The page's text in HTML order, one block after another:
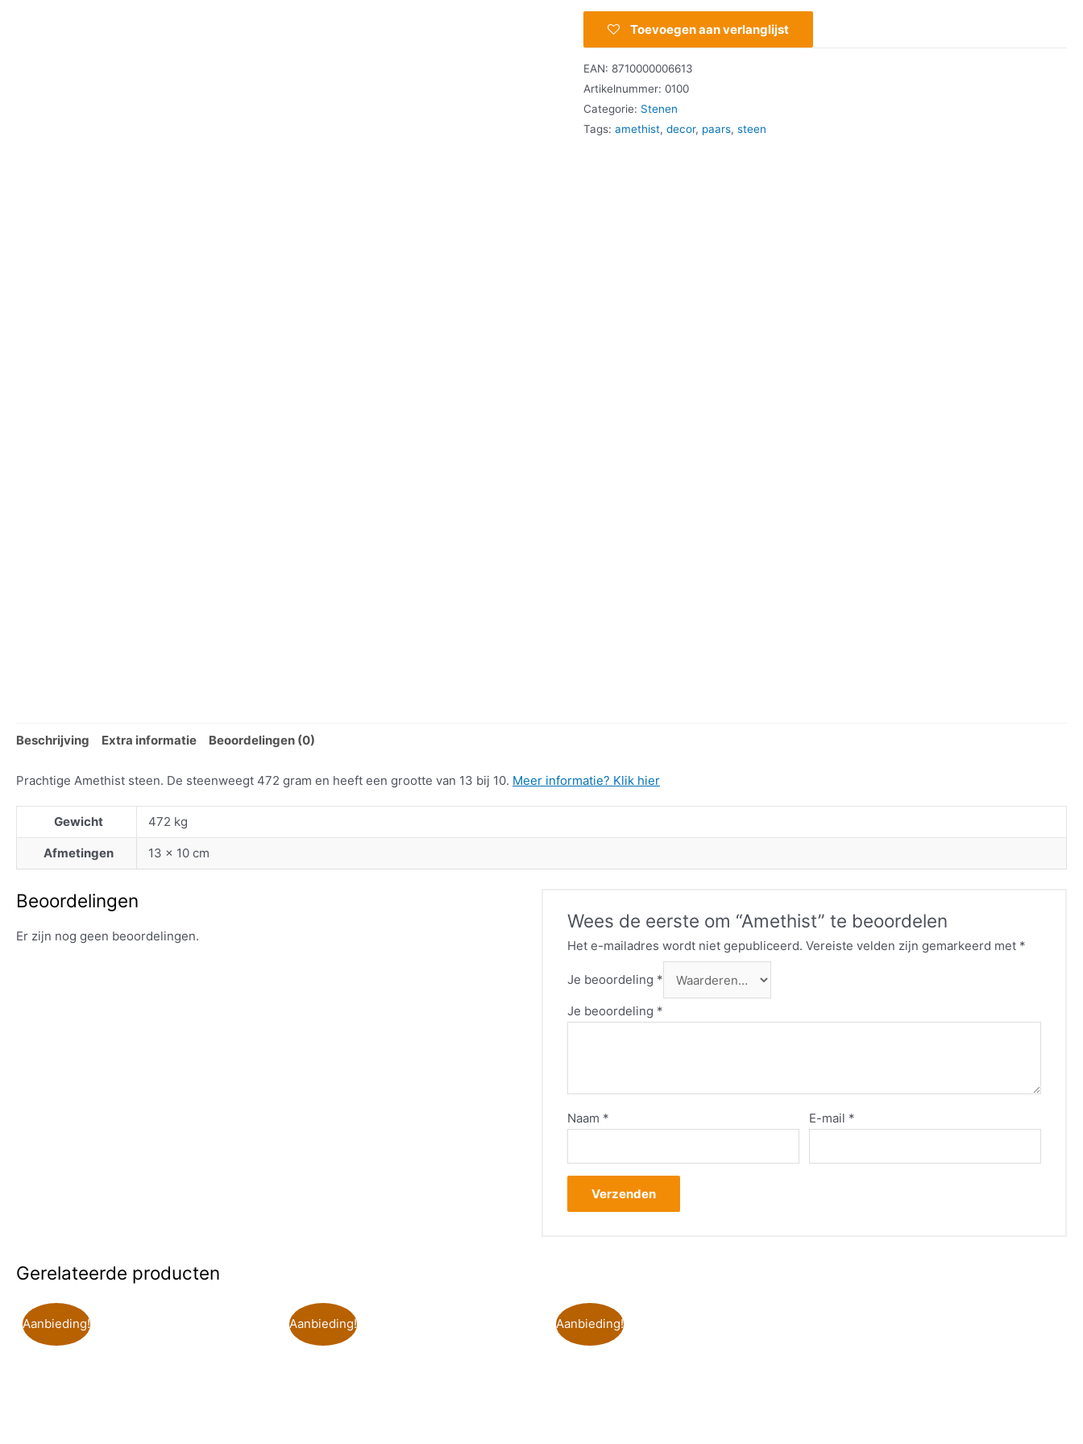
Toevoegen aan verlanglijst
EAN:8710000006613
Artikelnummer:0100
Categorie: Stenen
Tags:amethist,decor, paars,steen
Beschrijving Extra informatie Beoordelingen (0)
Prachtige Amethist steen. De steenweegt 472 gram en heeft een grootte van 13 bij 10. Meer informatie? Klik hier
Gewicht 472 kg
Afmetingen 13 × 10 cm
Beoordelingen
Er zijn nog geen beoordelingen.
Wees de eerste om “Amethist” te beoordelen
Het e-mailadres wordt niet gepubliceerd. Vereiste velden zijn gemarkeerd met *
Je beoordeling *
Je beoordeling *
Naam * E-mail *
Gerelateerde producten
Aanbieding! Aanbieding! Aanbieding!